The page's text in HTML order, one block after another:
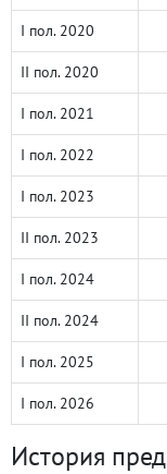
I пол. 2020
II пол. 2020
I пол. 2021
I пол. 2022
I пол. 2023
II пол. 2023
I пол. 2024
II пол. 2024
I пол. 2025
I пол. 2026
История